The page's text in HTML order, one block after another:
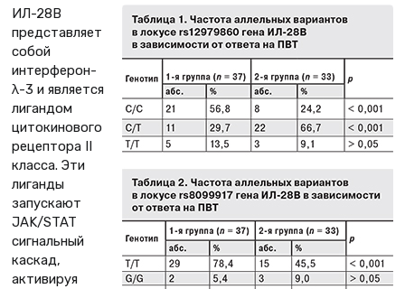
ИЛ-28В
представляет
собой
интерферон-
λ-3 и является
лигандом
цитокинового
рецептора II
класса. Эти
лиганды
запускают
JAK/STAT
сигнальный
каскад,
активируя